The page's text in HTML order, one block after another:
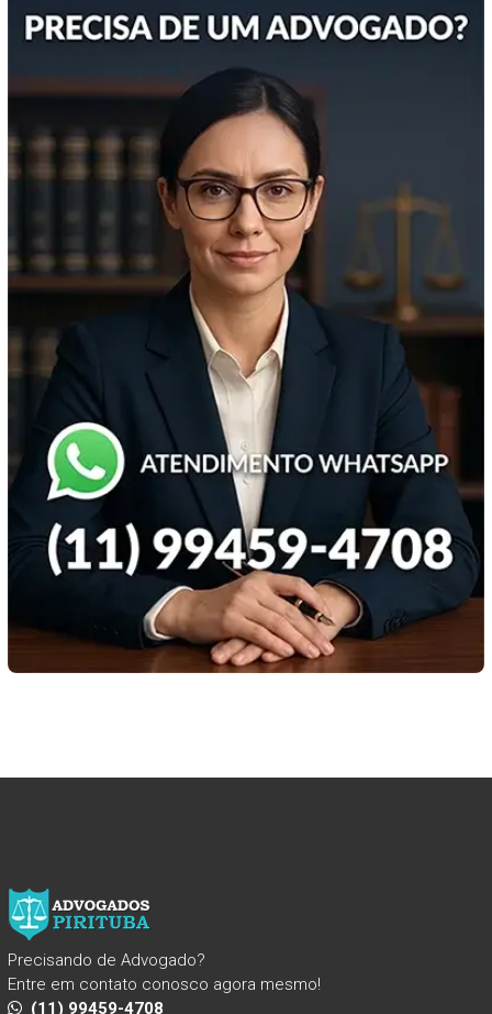
Precisando de Advogado?
Entre em contato conosco agora mesmo!
(11) 99459-4708